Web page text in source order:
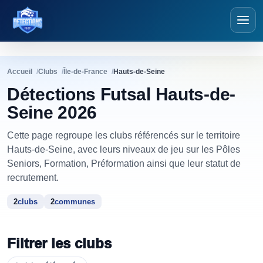
Détections Futsal
Accueil Clubs Île-de-France Hauts-de-Seine
Détections Futsal Hauts-de-
Seine 2026
Cette page regroupe les clubs référencés sur le territoire
Hauts-de-Seine, avec leurs niveaux de jeu sur les Pôles
Seniors, Formation, Préformation ainsi que leur statut de
recrutement.
2clubs 2communes
Filtrer les clubs